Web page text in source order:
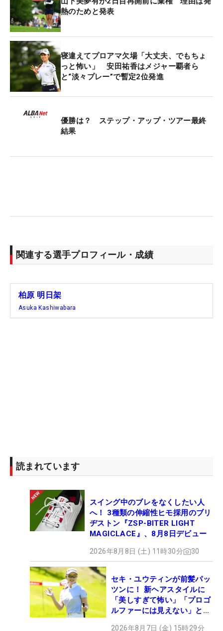
1番で15メートルのバーディパットを決め、同じよ
うな距離が残った2番は入れにいってしまった。
「99％はパーが取れた状況だった。いままでだった
らミスした自分が許せなかったけれど、『1打くら
いあるわな』と思えた」。これは前日に、菊地絵理
香、河本結との2時間30分にも及ぶ“ゴルフ談義”か
ら学んだことだ。
「年齢関係なく、ことしいい成績を出している選手
がどういうメンタルなのか。技術は見てわかるけれ
いきたい。（文・笠井あかり）
熱のためと発表
寝違えてプロアマ欠場「大丈夫、でもちょ
っと怖い」 安田祐香はメジャー覇者ら
と“淡々プレー”で暫定2位発進
優勝は？ ステップ・アップ・ツアー最終
結果
関連する選手プロフィール・成績
柏原 明日架
Asuka Kashiwabara
読まれています
スイング中のブレをなくしたい人
へ！ 3種類の伸縮性ヒモ採用のブリ
ヂストン『ZSP-BITER LIGHT
MAGICLACE』、8月8日デビュー
2026年8月8日 (土) 11時30分 30
セキ・ユウティンが前髪パッ
ツンに！ 新ヘアスタイルに
「美しすぎて怖い」「プロゴ
ルファーには見えない」とコ
2026年8月7日 (金) 15時29分